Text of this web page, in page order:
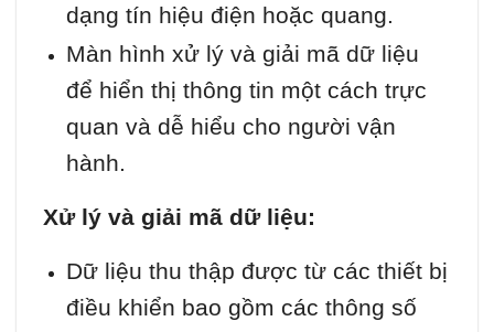
dạng tín hiệu điện hoặc quang.
Màn hình xử lý và giải mã dữ liệu
để hiển thị thông tin một cách trực
quan và dễ hiểu cho người vận
hành.
Xử lý và giải mã dữ liệu:
Dữ liệu thu thập được từ các thiết bị
điều khiển bao gồm các thông số